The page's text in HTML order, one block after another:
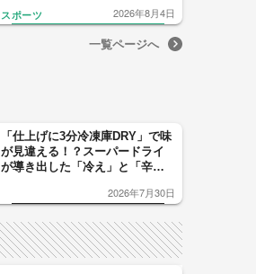
から22年 1000人に1人の“狭き
門” 【福岡発】
スポーツ 2026年8月4日
一覧ページへ
「仕上げに3分冷凍庫DRY」で味
が見違える！？スーパードライ
が導き出した「冷え」と「辛
した「辛口カーブ」が飲み頃の
2026年7月30日